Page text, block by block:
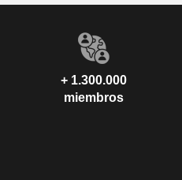
+ 1.300.000
miembros